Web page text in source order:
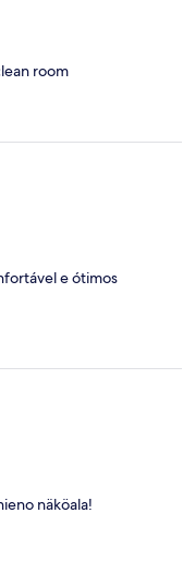
room
e ótimos
näköala!